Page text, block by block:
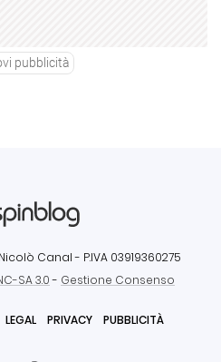
pubblicità
Canal - P.IVA 03919360275
SA 3.0- Gestione Consenso
LEGAL PRIVACY PUBBLICITÀ